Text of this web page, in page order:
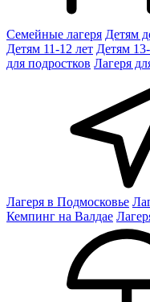
Семейные лагеря Детям
Детям 11-12 лет Детям
для подростков Лагеря
Лагеря в Подмосковье
Кемпинг на Валдае